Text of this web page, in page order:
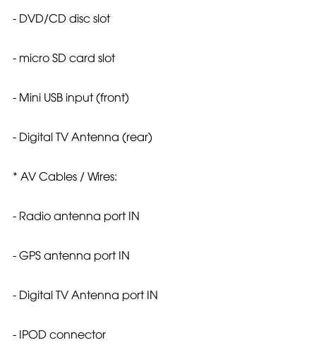
- DVD/CD disc slot
- micro SD card slot
- Mini USB input (front)
- Digital TV Antenna (rear)
* AV Cables / Wires:
- Radio antenna port IN
- GPS antenna port IN
- Digital TV Antenna port IN
- IPOD connector